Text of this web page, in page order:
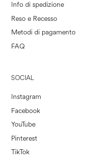
Info di spedizione
Reso e Recesso
Metodi di pagamento
FAQ
SOCIAL
Instagram
Facebook
YouTube
Pinterest
TikTok